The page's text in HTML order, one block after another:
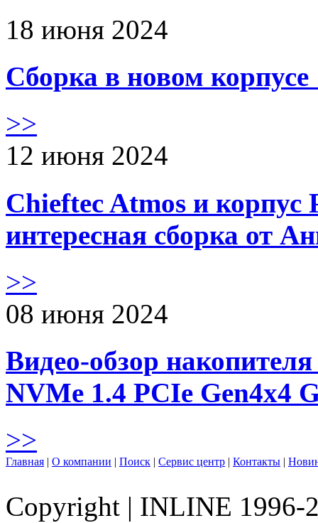
18 июня 2024
Сборка в новом
>>
12 июня 2024
Chieftec Atmos и корпус
интересная сборка от
>>
08 июня 2024
Видео-обзор
NVMe 1.4 PCIe Gen4х4
>>
Главная | О компании | Поиск | Сервис центр | Контакты |
Copyright | INLINE 1996-